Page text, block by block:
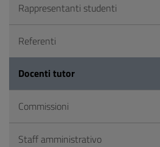
Rappresentanti studenti
Referenti
Docenti tutor
Commissioni
Staff amministrativo